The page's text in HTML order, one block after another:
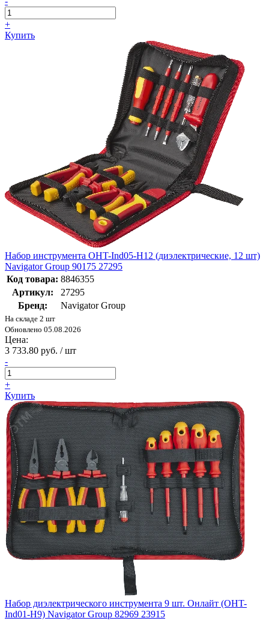
+
Купить
Набор инструмента OHT-Ind05-H12 (диэлектрические, 12 шт)
Navigator Group 90175 27295
Код товара: 8846355
Артикул:
27295
Бренд:
Navigator Group
На складе 2 шт
Обновлено 05.08.2026
Цена:
3 733.80 руб. / шт
-
+
Купить
Набор диэлектрического инструмента 9 шт. Онлайт (OHT-
Ind01-H9) Navigator Group 82969 23915